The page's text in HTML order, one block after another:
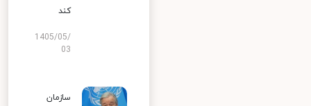
کند
1405/05/
03
سازمان